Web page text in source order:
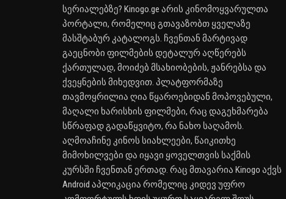
სერიალებზე? Kinogo.ge არის კინომოყვარულთა
პორტალი, რომელიც გთავაზობთ ყველაზე
მასშტაბურ კატალოგს. ჩვენთან მარტივად
გაეცნობი ფილმების დეტალურ აღწერებს
ქართულად, მოიძებ მსახიობების, ჟანრებსა და
ქვეყნების მიხედვით. პლატფორმაზე
თავმოყრილია ღია წყაროებიდან მოპოვებული,
მაღალი ხარისხის ფილმები, რაც დაგეხმარება
სწრაფად გადაწყვიტო, რა ნახო საღამოს.
აღმოაჩინე კინოს სიახლეები, წაიკითხე
მიმოხილვები და იყავი ყოველთვის საქმის
კურსში ჩვენთან ერთად. რაც მთავარია Kinogo აქვს
Android აპლიკაცია რომელიც კიდევ უფრო